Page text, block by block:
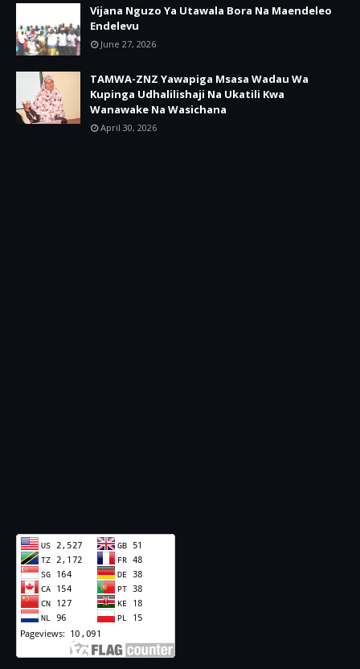
Vijana Nguzo Ya Utawala Bora Na Maendeleo
Endelevu
June 27, 2026
TAMWA-ZNZ Yawapiga Msasa Wadau Wa
Kupinga Udhalilishaji Na Ukatili Kwa
Wanawake Na Wasichana
April 30, 2026